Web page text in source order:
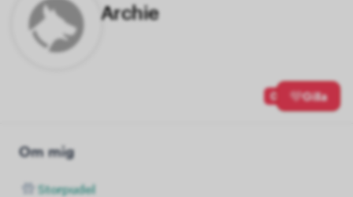
Archie
0 Gilla
Om mig
Storpudel